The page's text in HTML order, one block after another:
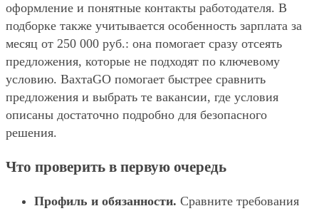
оформление и понятные контакты работодателя. В
подборке также учитывается особенность зарплата за
месяц от 250 000 руб.: она помогает сразу отсеять
предложения, которые не подходят по ключевому
условию. ВахтаGO помогает быстрее сравнить
предложения и выбрать те вакансии, где условия
описаны достаточно подробно для безопасного
решения.
Что проверить в первую очередь
Профиль и обязанности. Сравните требования